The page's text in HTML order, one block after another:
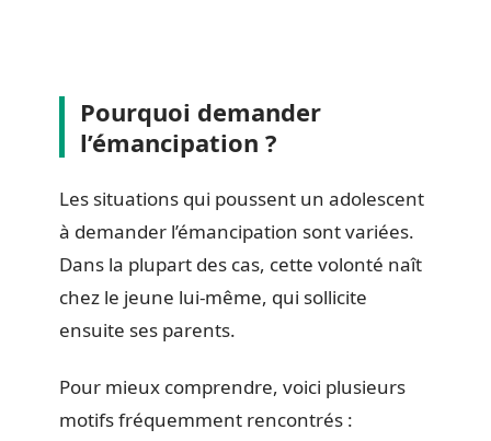
Pourquoi demander
l’émancipation ?
Les situations qui poussent un adolescent
à demander l’émancipation sont variées.
Dans la plupart des cas, cette volonté naît
chez le jeune lui-même, qui sollicite
ensuite ses parents.
Pour mieux comprendre, voici plusieurs
motifs fréquemment rencontrés :